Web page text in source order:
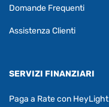
Domande Frequenti
Assistenza Clienti
SERVIZI FINANZIARI
Paga a Rate con HeyLight